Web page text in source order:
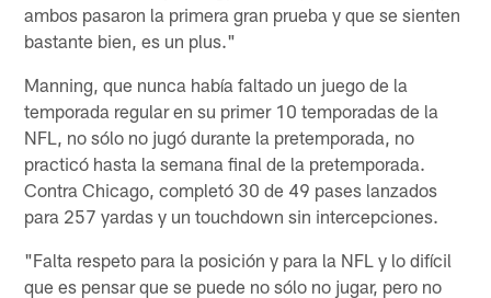
ambos pasaron la primera gran prueba y que se sienten
bastante bien, es un plus."
Manning, que nunca había faltado un juego de la
temporada regular en su primer 10 temporadas de la
NFL, no sólo no jugó durante la pretemporada, no
practicó hasta la semana final de la pretemporada.
Contra Chicago, completó 30 de 49 pases lanzados
para 257 yardas y un touchdown sin intercepciones.
"Falta respeto para la posición y para la NFL y lo difícil
que es pensar que se puede no sólo no jugar, pero no